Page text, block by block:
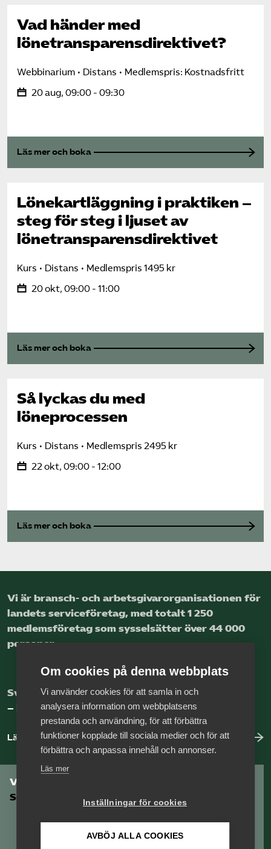
Vad händer med
lönetransparens­direktivet?
Webbinarium Distans
Medlemspris: Kostnadsfritt
20 aug, 09:00 - 09:30
Läs mer och boka
Lönekartläggning i praktiken –
steg för steg i ljuset av
lönetransparens­direktivet
Kurs Distans
Medlemspris 1495 kr
20 okt, 09:00 - 11:00
Läs mer och boka
Så lyckas du med
löneprocessen
Kurs Distans
Medlemspris 2495 kr
22 okt, 09:00 - 12:00
Läs mer och boka
Vi är bransch- och arbetsgivar­organisationen för
landets service­företag, med totalt 1 250
medlems­företag som sysselsätter över 44 000
personer.
Sveriges nya basnäring
– landets främsta integrationsmotor.
Läs mer om oss
Vill du vara en del av
Serviceföretagen?
Om cookies på denna webbplats
Vi använder cookies för att samla in och
analysera information om webbplatsens
prestanda och användning, för att förbättra
funktioner kopplade till sociala medier och för att
förbättra och anpassa innehåll och annonser.
Läs mer
Inställningar för cookies
AVBÖJ ALLA COOKIES